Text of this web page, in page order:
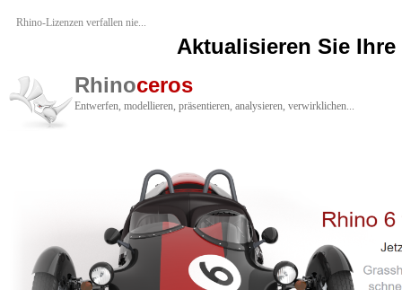
Rhino-Lizenzen verfallen nie...
Aktualisieren Sie
Rhinoceros
Entwerfen, modellieren, präsentieren, analysieren, verwirklichen...